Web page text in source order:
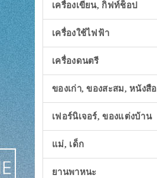
เครื่องเขียน, กิฟท์ช็อป
เครื่องใช้ไฟฟ้า
เครื่องดนตรี
ของเก่า, ของสะสม, หนังสือ
เฟอร์นิเจอร์, ของแต่งบ้าน
แม่, เด็ก
ยานพาหนะ